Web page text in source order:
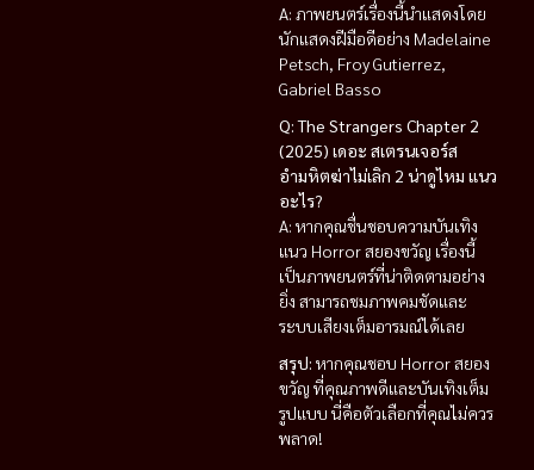
A: ภาพยนตร์เรื่องนี้นำแสดงโดย
นักแสดงฝีมือดีอย่าง Madelaine
Petsch, Froy Gutierrez,
Gabriel Basso
Q: The Strangers Chapter 2
(2025) เดอะ สเตรนเจอร์ส
อำมหิตฆ่าไม่เลิก 2 น่าดูไหม แนว
อะไร?
A: หากคุณชื่นชอบความบันเทิง
แนว Horror สยองขวัญ เรื่องนี้
เป็นภาพยนตร์ที่น่าติดตามอย่าง
ยิ่ง สามารถชมภาพคมชัดและ
ระบบเสียงเต็มอารมณ์ได้เลย
สรุป: หากคุณชอบ Horror สยอง
ขวัญ ที่คุณภาพดีและบันเทิงเต็ม
รูปแบบ นี่คือตัวเลือกที่คุณไม่ควร
พลาด!